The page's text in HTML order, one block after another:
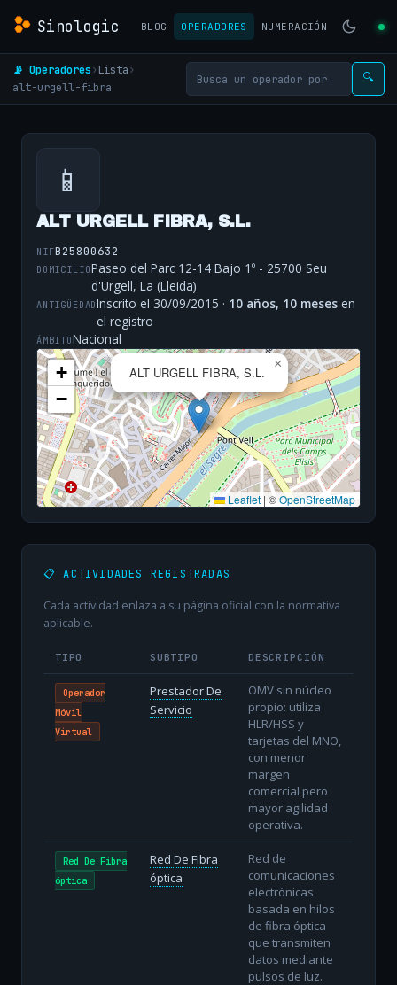
Sinologic BLOG OPERADORES NUMERACIÓN
📡 Operadores› Lista›
alt-urgell-fibra
🔍
📱
ALT URGELL FIBRA, S.L.
NIFB25800632
DOMICILIOPaseo del Parc 12-14 Bajo 1º - 25700 Seu
d'Urgell, La (Lleida)
ANTIGÜEDADInscrito el 30/09/2015 · 10 años, 10 meses en
el registro
ÁMBITONacional
ALT URGELL FIBRA, S.L.
×
+
−
Leaflet | ©OpenStreetMap
📋 ACTIVIDADES REGISTRADAS
Cada actividad enlaza a su página oficial con la normativa
aplicable.
TIPO SUBTIPO DESCRIPCIÓN
Operador
Móvil
Virtual
Prestador De
Servicio
OMV sin núcleo
propio: utiliza
HLR/HSS y
tarjetas del MNO,
con menor
margen
comercial pero
mayor agilidad
operativa.
Red De Fibra
óptica
Red De Fibra
óptica
Red de
comunicaciones
electrónicas
basada en hilos
de fibra óptica
que transmiten
datos mediante
pulsos de luz.